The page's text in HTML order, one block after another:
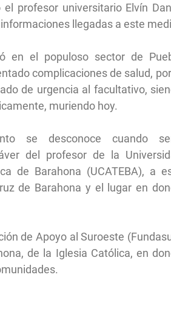
el profesor universitario Elvín
llegadas a este
en el populoso sector de
complicaciones de salud,
de urgencia al facultativo,
muriendo hoy.
se desconoce cuando
del profesor de la
de Barahona (UCATEBA), a
de Barahona y el lugar en
de Apoyo al Suroeste
de la Iglesia Católica, en